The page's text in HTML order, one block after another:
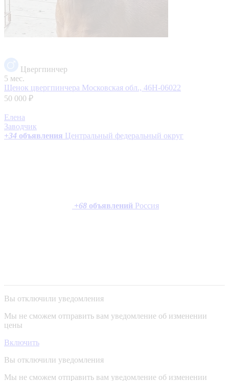
Цвергпинчер
5 мес.
Щенок цвергпинчера Московская обл., 46Н-06022
50 000 ₽
Елена
Заводчик
+34 объявления Центральный федеральный округ
+68 объявлений Россия
Вы отключили уведомления
Мы не сможем отправить вам уведомление об изменении
цены
Включить
Вы отключили уведомления
Мы не сможем отправить вам уведомление об изменении